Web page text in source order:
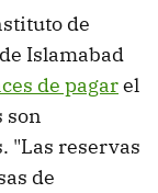
de
Islamabad
de pagarel
son
"Las reservas
de